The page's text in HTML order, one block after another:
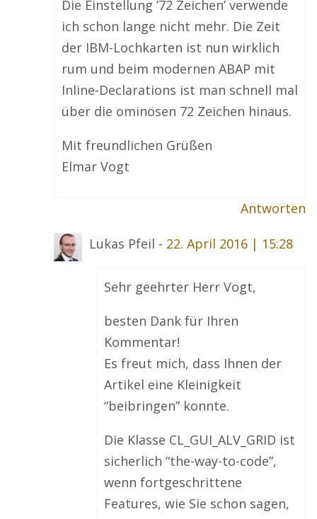
Die Einstellung ’72 Zeichen’ verwende
ich schon lange nicht mehr. Die Zeit
der IBM-Lochkarten ist nun wirklich
rum und beim modernen ABAP mit
Inline-Declarations ist man schnell mal
über die ominösen 72 Zeichen hinaus.
Mit freundlichen Grüßen
Elmar Vogt
Antworten
Lukas Pfeil - 22. April 2016 | 15:28
Sehr geehrter Herr Vogt,
besten Dank für Ihren
Kommentar!
Es freut mich, dass Ihnen der
Artikel eine Kleinigkeit
“beibringen” konnte.
Die Klasse CL_GUI_ALV_GRID ist
sicherlich “the-way-to-code”,
wenn fortgeschrittene
Features, wie Sie schon sagen,